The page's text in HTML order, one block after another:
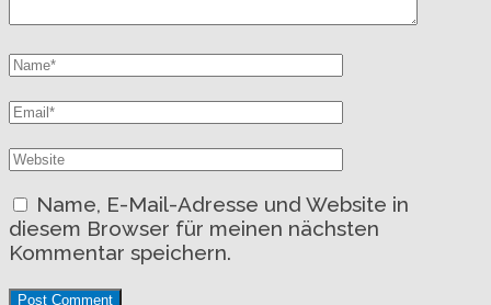
Name, E-Mail-Adresse und Website in
diesem Browser für meinen nächsten
Kommentar speichern.